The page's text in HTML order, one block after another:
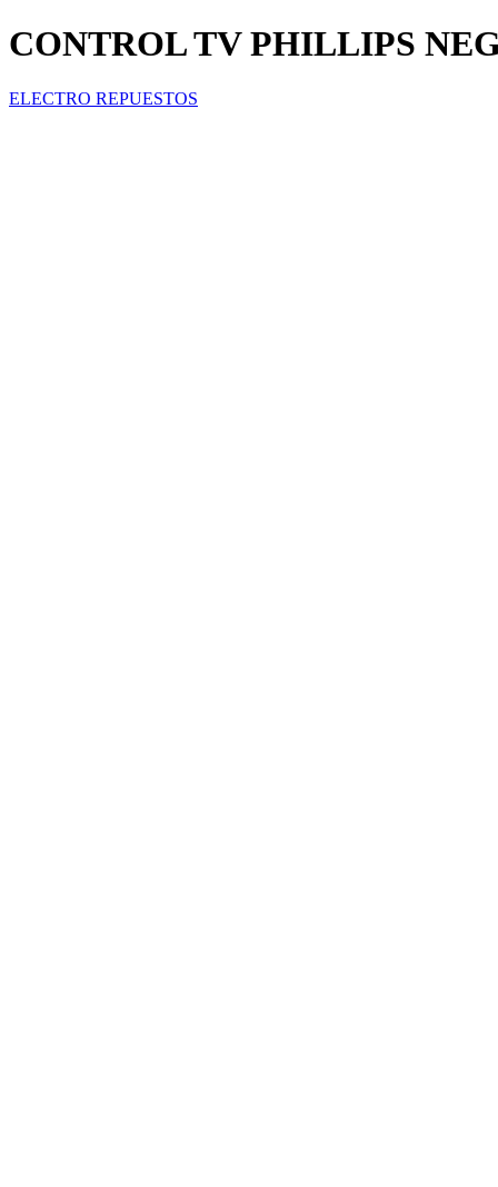
CONTROL TV PHILLIPS
ELECTRO REPUESTOS